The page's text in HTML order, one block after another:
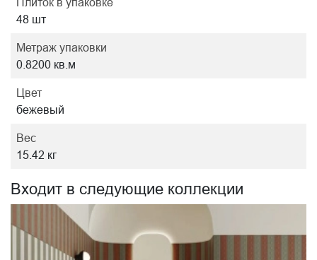
48 шт
Метраж упаковки
0.8200 кв.м
Цвет
бежевый
Вес
15.42 кг
Входит в следующие коллекции